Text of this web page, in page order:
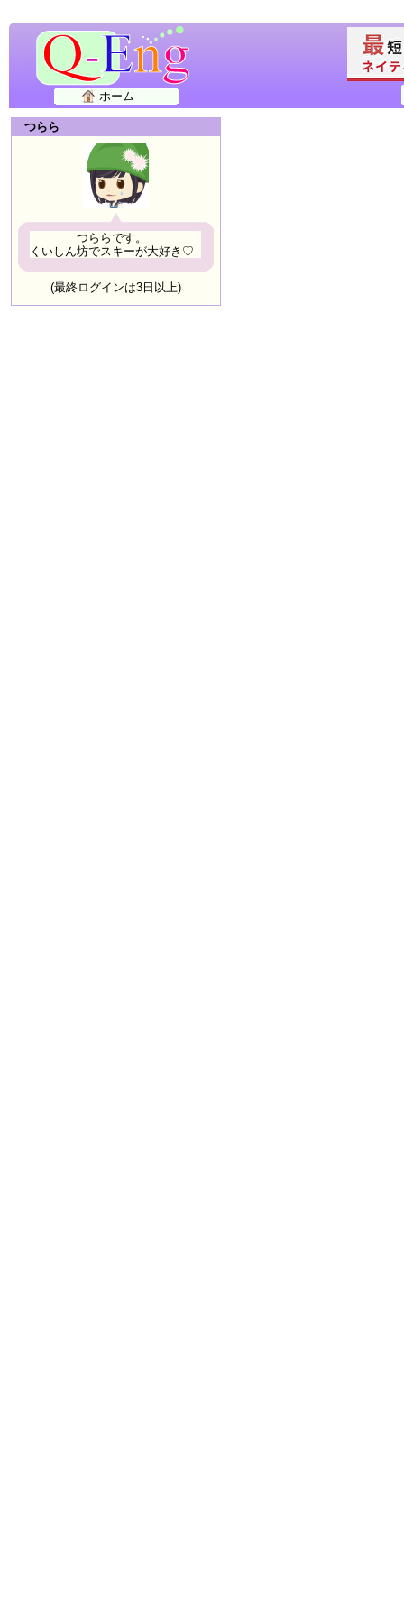
ホーム
つらら
つららです。
くいしん坊でスキーが大好き♡
(最終ログインは3日以上)